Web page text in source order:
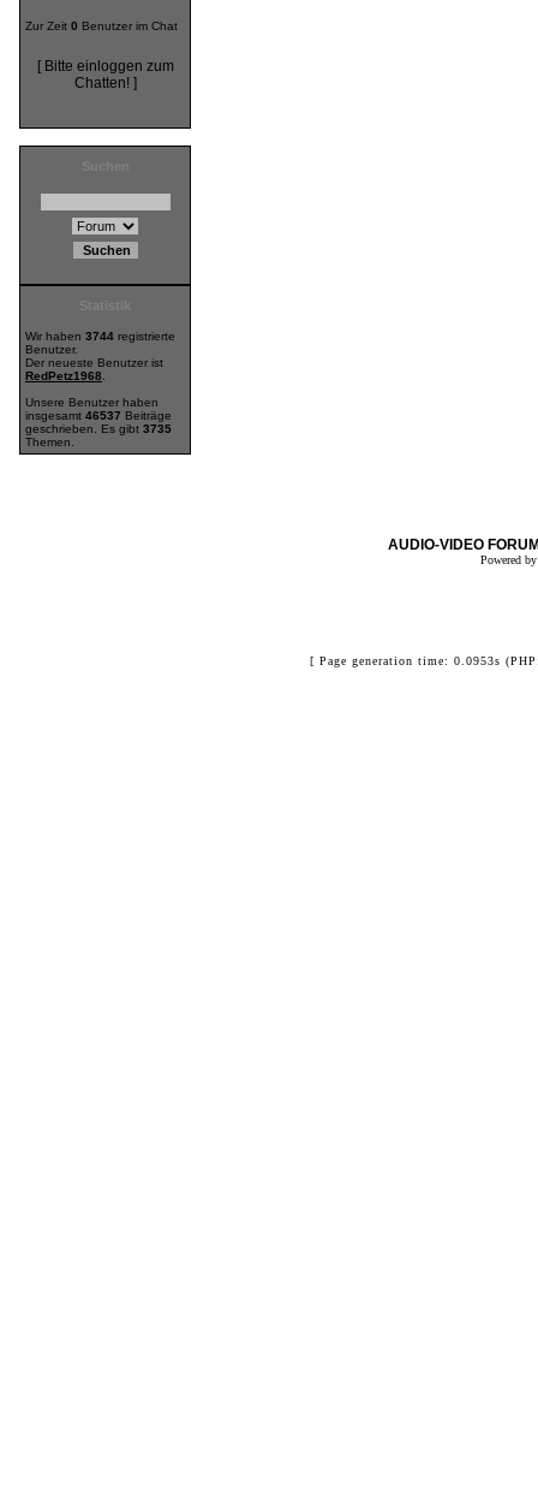
Zur Zeit 0 Benutzer im Chat
[ Bitte einloggen zum
Chatten! ]
Wir haben 3744 registrierte
Benutzer.
Der neueste Benutzer ist
RedPetz1968
Unsere Benutzer haben
insgesamt 46537 Beiträge
geschrieben. Es gibt 3735
Themen.
AUDIO-VIDEO
Powered
[ Page generation time: 0.0953s